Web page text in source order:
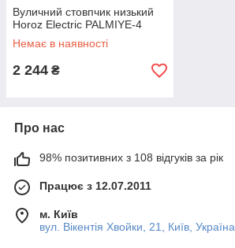
Вуличний стовпчик низький
Horoz Electric PALMIYE-4
Немає в наявності
2 244 ₴
Про нас
98% позитивних з 108 відгуків за рік
Працює з 12.07.2011
м. Київ
вул. Вікентія Хвойки, 21, Київ, Україна